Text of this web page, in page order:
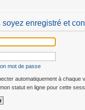
soyez enregistré et
mot de passe
automatiquement à chaque
statut en ligne pour cette